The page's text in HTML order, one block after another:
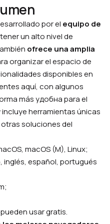
por el equipo de
un alto nivel de
ofrece una amplia
organizar el espacio de
disponibles en
aquí, con algunos
más удобна para el
herramientas únicas
soluciones del
macOS (M), Linux;
inglés, español, portugués
usar gratis.